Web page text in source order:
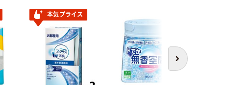
次へ
本気プライス